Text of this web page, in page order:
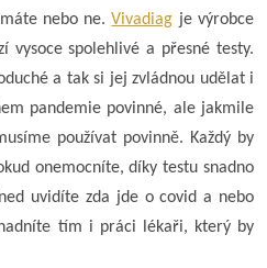
máte nebo ne.Vivadiag je výrobce
vysoce spolehlivé a přesné testy.
a tak si jej zvládnou udělat i
pandemie povinné, ale jakmile
používat povinně. Každý by
onemocníte, díky testu snadno
uvidíte zda jde o covid a nebo
tím i práci lékaři, který by